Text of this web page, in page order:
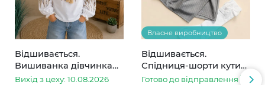
Відшивається.
Вишиванка дівчинка
колоски
Вихід з цеху: 10.08.2026
Власне виробництво
Відшивається.
Спідниця-шорти кутик
сіра в смужку
Готово до відправлення